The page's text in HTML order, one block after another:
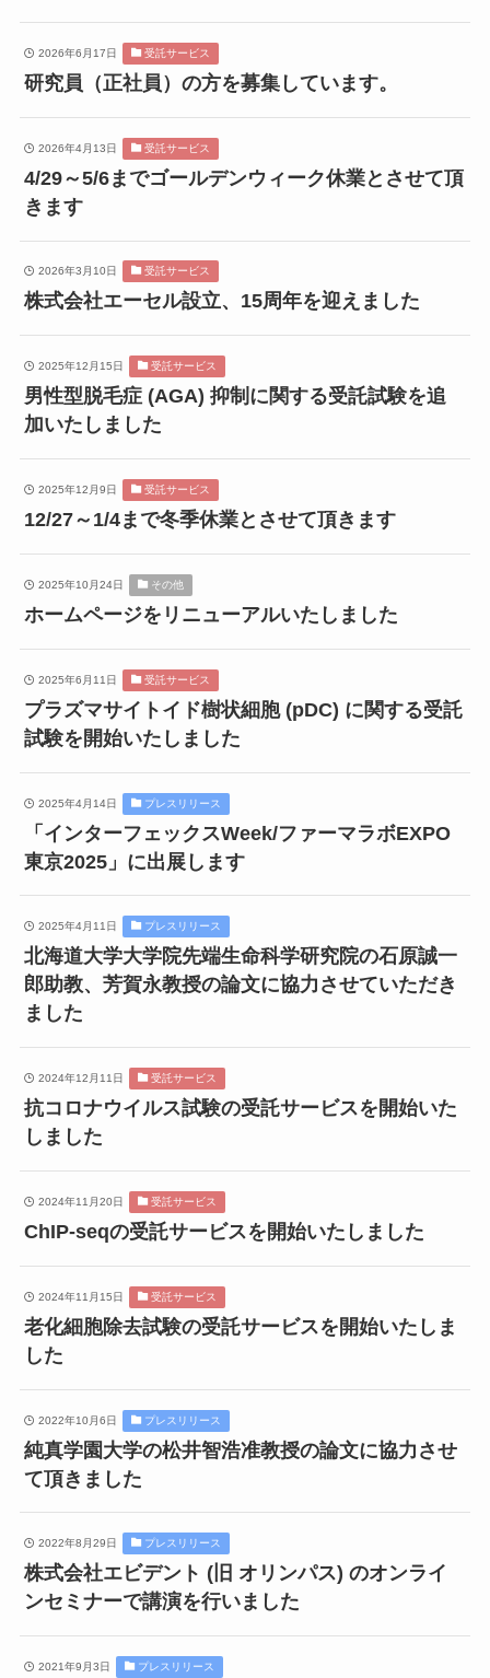
2026年6月17日 受託サービス
研究員（正社員）の方を募集しています。
2026年4月13日 受託サービス
4/29～5/6までゴールデンウィーク休業とさせて頂
きます
2026年3月10日 受託サービス
株式会社エーセル設立、15周年を迎えました
2025年12月15日 受託サービス
男性型脱毛症 (AGA) 抑制に関する受託試験を追
加いたしました
2025年12月9日 受託サービス
12/27～1/4まで冬季休業とさせて頂きます
2025年10月24日 その他
ホームページをリニューアルいたしました
2025年6月11日 受託サービス
プラズマサイトイド樹状細胞 (pDC) に関する受託
試験を開始いたしました
2025年4月14日 プレスリリース
「インターフェックスWeek/ファーマラボEXPO
東京2025」に出展します
2025年4月11日 プレスリリース
北海道大学大学院先端生命科学研究院の石原誠一
郎助教、芳賀永教授の論文に協力させていただき
ました
2024年12月11日 受託サービス
抗コロナウイルス試験の受託サービスを開始いた
しました
2024年11月20日 受託サービス
ChIP-seqの受託サービスを開始いたしました
2024年11月15日 受託サービス
老化細胞除去試験の受託サービスを開始いたしま
した
2022年10月6日 プレスリリース
純真学園大学の松井智浩准教授の論文に協力させ
て頂きました
2022年8月29日 プレスリリース
株式会社エビデント (旧 オリンパス) のオンライ
ンセミナーで講演を行いました
2021年9月3日 プレスリリース